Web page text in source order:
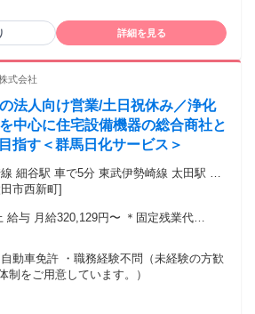
詳細を見る
式会社
法人向け営業/土日祝休み／浄化
中心に住宅設備機器の総合商社と
指す＜群馬日化サービス＞
細谷駅 車で5分 東武伊勢崎線 太田駅 車
市西新町]
給与 月給320,129円〜 ＊固定残業代
円（1か月あたり21時間） 固定残業代
支給いたします。
動車免許 ・職務経験不問（未経験の方歓
制をご用意しています。）